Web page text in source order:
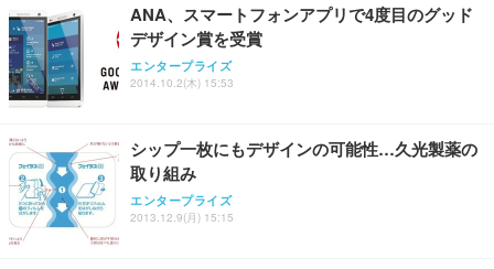
務用 おしゃれ パソコンチェア (ホワイト)
ANDWINT オフィスチェア デスクチェア 肘なし メ
ッシュ 通気性 ランバーサポート付き 腰サポート ガ
ス圧無段階昇降 360度回転 キャスター付き コンパク
【MiniLED/24.5inch/280Hz/FHD】GRAPHT THE S
HOOTER Gaming Monitor 24” Essential ゲーミン
グモニター QD 24.5インチ 1ms FHD 量子ドット 残
アイリスオーヤマ ペットシーツ 超厚型 お徳用 レギ
ュラー 200枚入【Amazon.co.jp限定】
ANA、スマートフォンアプリで4度目のグッド
デザイン賞を受賞
エンタープライズ
2014.10.2(木) 15:53
シップ一枚にもデザインの可能性…久光製薬の
取り組み
エンタープライズ
2013.12.9(月) 15:15